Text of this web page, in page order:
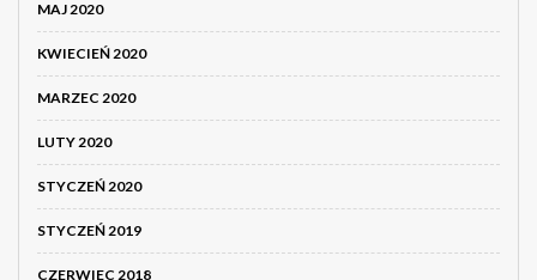
MAJ 2020
KWIECIEŃ 2020
MARZEC 2020
LUTY 2020
STYCZEŃ 2020
STYCZEŃ 2019
CZERWIEC 2018